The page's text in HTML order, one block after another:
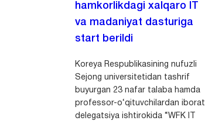
hamkorlikdagi xalqaro IT
va madaniyat dasturiga
start berildi
Koreya Respublikasining nufuzli
Sejong universitetidan tashrif
buyurgan 23 nafar talaba hamda
professor-o‘qituvchilardan iborat
delegatsiya ishtirokida “WFK IT